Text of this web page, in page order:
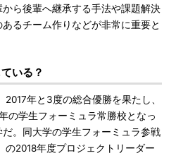
ら後輩へ継承する手法や課題解決
るチーム作りなどが非常に重要と
いる？
年と3度の総合優勝を果たし、
の学生フォーミュラ常勝校となっ
。同大学の学生フォーミュラ参戦
2018年度プロジェクトリーダー